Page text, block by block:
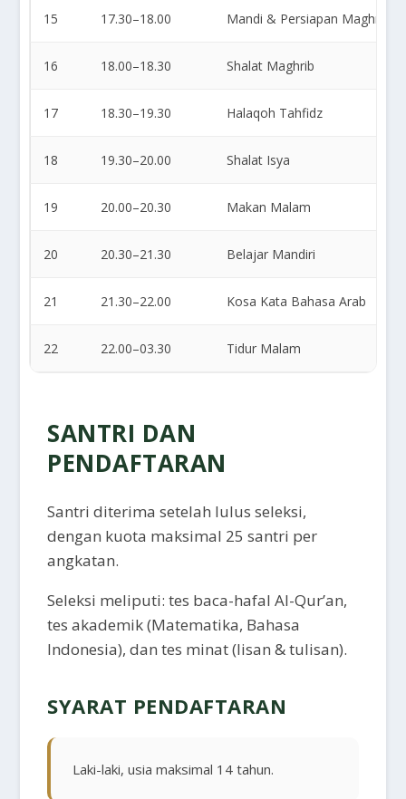
15 17.30–18.00 Mandi & Persiapan Maghrib
16 18.00–18.30 Shalat Maghrib
17 18.30–19.30 Halaqoh Tahfidz
18 19.30–20.00 Shalat Isya
19 20.00–20.30 Makan Malam
20 20.30–21.30 Belajar Mandiri
21 21.30–22.00 Kosa Kata Bahasa Arab
22 22.00–03.30 Tidur Malam
SANTRI DAN
PENDAFTARAN
Santri diterima setelah lulus seleksi,
dengan kuota maksimal 25 santri per
angkatan.
Seleksi meliputi: tes baca-hafal Al-Qur’an,
tes akademik (Matematika, Bahasa
Indonesia), dan tes minat (lisan & tulisan).
SYARAT PENDAFTARAN
Laki-laki, usia maksimal 14 tahun.